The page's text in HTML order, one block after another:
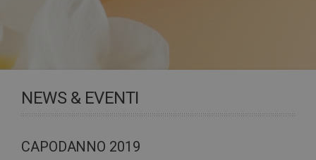
NEWS & EVENTI
CAPODANNO 2019